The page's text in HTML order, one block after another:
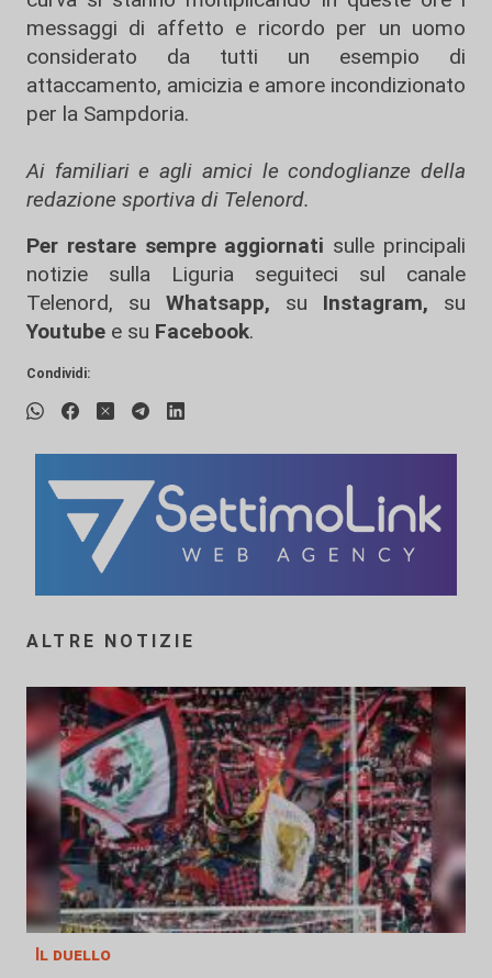
messaggi di affetto e ricordo per un uomo
considerato da tutti un esempio di
attaccamento, amicizia e amore incondizionato
per la Sampdoria.
Ai familiari e agli amici le condoglianze della
redazione sportiva di Telenord.
Per restare sempre aggiornati sulle principali
notizie sulla Liguria seguiteci sul canale
Telenord, su
Whatsapp, su Instagram, su
Youtube e su Facebook.
Condividi:
ALTRE NOTIZIE
Il duello